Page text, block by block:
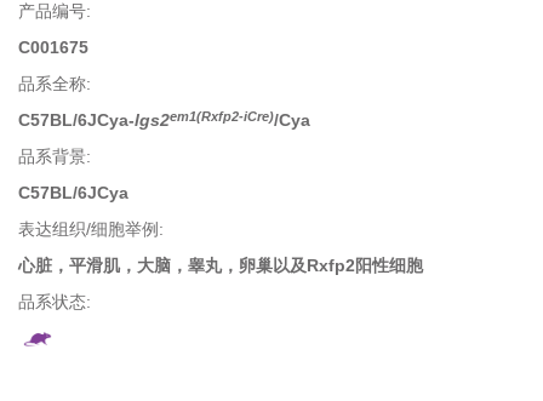
产品编号:
C001675
品系全称:
C57BL/6JCya-lgs2em1(Rxfp2-iCre)/Cya
品系背景:
C57BL/6JCya
表达组织/细胞举例 :
心脏，平滑肌，大脑，睾丸，卵巢以及Rxfp2阳性细胞
品系状态: